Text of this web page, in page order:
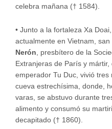
celebra mañana († 1584).
• Junto a la fortaleza Xa
actualmente en Vietnam, san
Nerón, presbítero de la
Extranjeras de París y mártir,
emperador Tu Duc, vivió
cueva estrechísima, donde,
varas, se abstuvo durante
alimento y consumó su
decapitado († 1860).